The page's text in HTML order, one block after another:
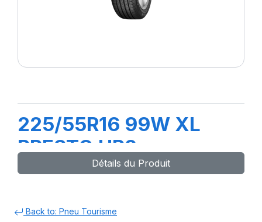
225/55R16 99W XL
PRESTO HP2
Détails du Produit
Back to: Pneu Tourisme